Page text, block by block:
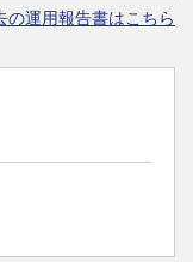
の運用報告書はこちら